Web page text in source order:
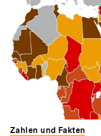
Zahlen und Fakten